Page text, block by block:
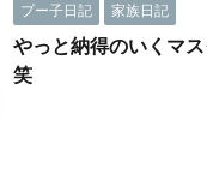
プー子日記 家族日記
やっと納得のいくマス
笑